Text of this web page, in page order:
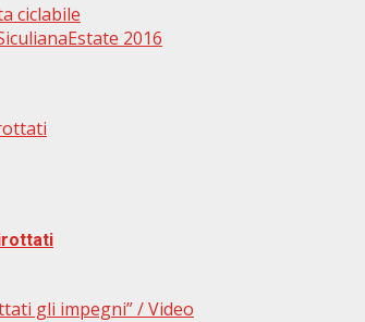
ciclabile
2016
gli impegni” / Video